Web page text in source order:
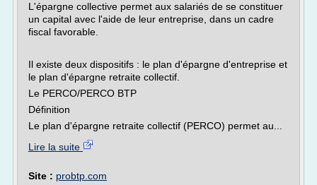
L'épargne collective permet aux salariés de se constituer
un capital avec l'aide de leur entreprise, dans un cadre
fiscal favorable.
Il existe deux dispositifs : le plan d'épargne d'entreprise et
le plan d'épargne retraite collectif.
Le PERCO/PERCO BTP
Définition
Le plan d'épargne retraite collectif (PERCO) permet au...
Lire la suite
Site : probtp.com